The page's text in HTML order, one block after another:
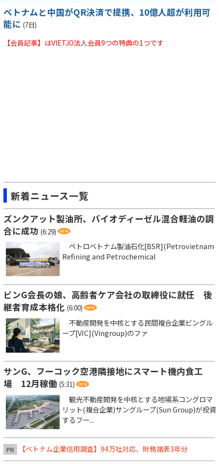
ベトナムと中国がQR決済で提携、10億人超が利用可
能に (7日)
【会員記事】はVIETJO法人会員9つの特典の1つです
新着ニュース一覧
ズンクアット製油所、バイオディーゼル混合軽油の調
合に成功 (6:29)
ペトロベトナム製油石化[BSR](Petrovietnam
Refining and Petrochemical
ビンG会長の娘、高齢者ケア会社の取締役に就任 後
継者育成本格化 (6:00)
不動産開発を中核とする民間複合企業ビングル
ープ[VIC](Vingroup)のファ
サンG、フーコック空港隣接地にスマート機内食工
場 12月稼働 (5:31)
観光不動産開発を中核とする地場系コングロマ
リット(複合企業)サングループ(Sun Group)が投資
するフー...
PR 【ベトナム企業信用調査】94万社対応、財務諸表3年分